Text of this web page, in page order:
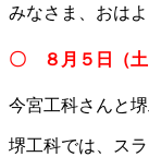
みなさま、おは
〇 ８月５日（土
今宮工科さんと
堺工科では、ス